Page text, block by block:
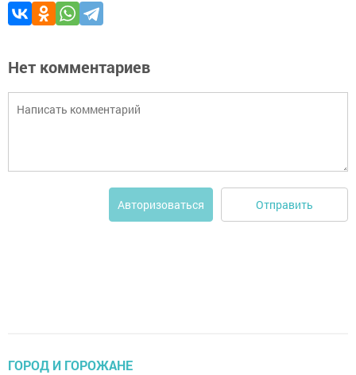
Нет комментариев
Авторизоваться Отправить
ГОРОД И ГОРОЖАНЕ